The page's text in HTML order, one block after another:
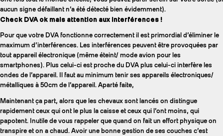
aucun signe défaillant n’a été détecté bien évidemment).
Check DVA ok mais attention aux interférences !
Pour que votre DVA fonctionne correctement il est primordial d’éliminer le
maximum d’interférences. Les interférences peuvent être provoquées par
tout appareil électronique (même éteint/ mode avion pour les
smartphones). Plus celui-ci est proche du DVA plus celui-ci interfère les
ondes de l’appareil. Il faut au minimum tenir ses appareils électroniques/
métalliques à 50cm de l’appareil. Aparté faite,
Maintenant ça part, alors que les chevaux sont lancés on distingue
rapidement ceux qui ont le plus la caisse et ceux qui l’ont moins, qui
papotent. Inutile de vous rappeler que quand on fait un effort physique on
transpire et on a chaud. Avoir une bonne gestion de ses couches c’est